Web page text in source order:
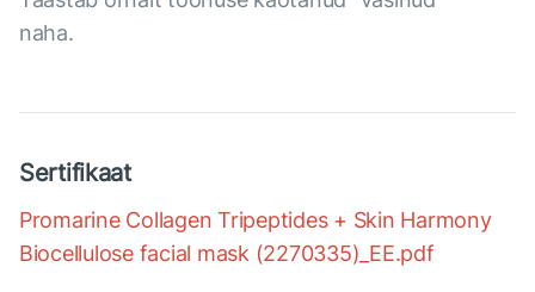
naha.
Sertifikaat
Promarine Collagen Tripeptides + Skin Harmony
Biocellulose facial mask (2270335)_EE.pdf